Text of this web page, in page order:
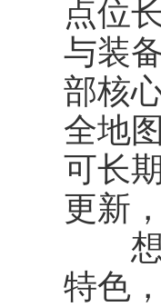
点位
与装
部核
全地
可长
更新
想
特色